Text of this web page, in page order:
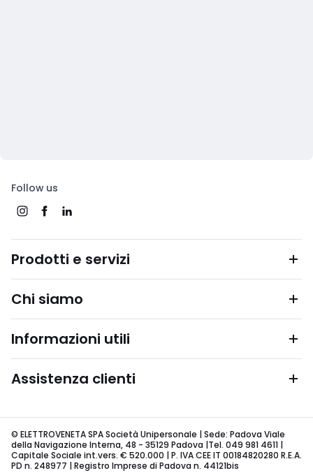
Follow us
Prodotti e servizi
Chi siamo
Informazioni utili
Assistenza clienti
© ELETTROVENETA SPA Società Unipersonale | Sede: Padova Viale
della Navigazione Interna, 48 - 35129 Padova |Tel. 049 981 4611 |
Capitale Sociale int.vers. € 520.000 | P. IVA CEE IT 00184820280 R.E.A.
PD n. 248977 | Registro Imprese di Padova n. 44121bis